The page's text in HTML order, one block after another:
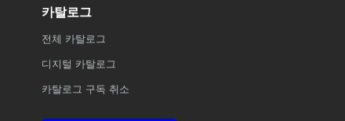
카탈로그
전체 카탈로그
디지털 카탈로그
카탈로그 구독 취소